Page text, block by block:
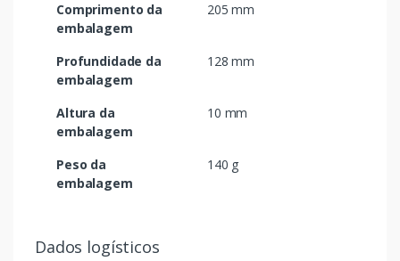
Comprimento da
embalagem
205 mm
Profundidade da
embalagem
128 mm
Altura da
embalagem
10 mm
Peso da
embalagem
140 g
Dados logísticos